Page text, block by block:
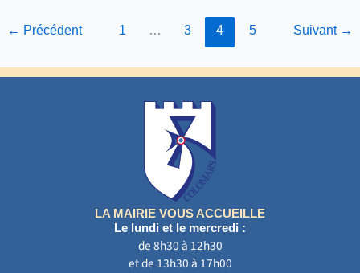
← Précédent 1 … 3 4 5 Suivant →
LA MAIRIE VOUS ACCUEILLE
Le lundi et le mercredi :
de 8h30 à 12h30
et de 13h30 à 17h00